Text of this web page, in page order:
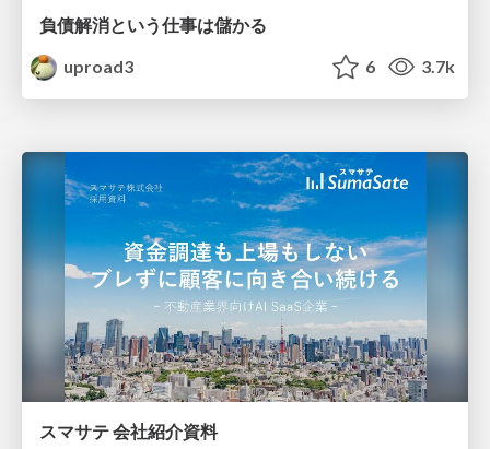
負債解消という仕事は儲かる
uproad3
6 3.7k
スマサテ 会社紹介資料